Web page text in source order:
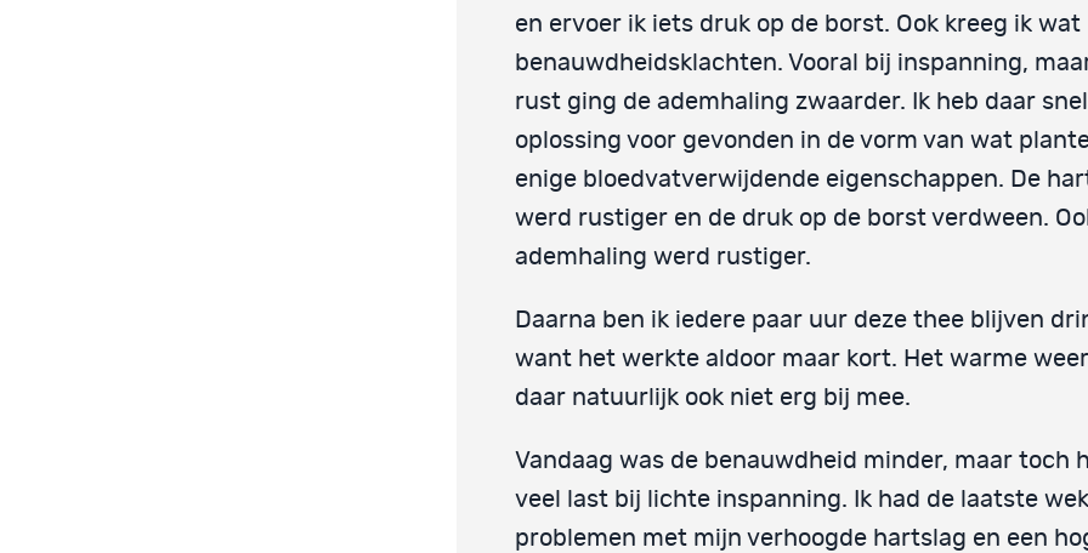
en ervoer ik iets druk op de borst. Ook kreeg ik wat
benauwdheidsklachten. Vooral bij inspanning,
rust ging de ademhaling zwaarder. Ik heb daar
oplossing voor gevonden in de vorm van wat
enige bloedvatverwijdende eigenschappen. De
werd rustiger en de druk op de borst verdween.
ademhaling werd rustiger.
Daarna ben ik iedere paar uur deze thee blijven
want het werkte aldoor maar kort. Het warme
daar natuurlijk ook niet erg bij mee.
Vandaag was de benauwdheid minder, maar toch
veel last bij lichte inspanning. Ik had de laatste
problemen met mijn verhoogde hartslag en een